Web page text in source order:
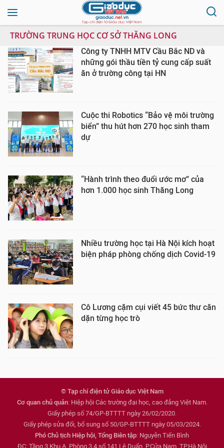
TRƯỜNG TRUNG HỌC CƠ SỞ THĂNG LONG
Công ty TNHH MTV Cầu Bắc ND và
những gói thầu tiền tỷ cung cấp suất
ăn ở trường công tại HN
Cuộc thi Robotics “Bảo vệ môi trường
biển” thu hút hơn 270 học sinh tham
dự
“Hành trình theo đuổi ước mơ” của
hơn 1.000 học sinh Thăng Long
Nhiều trường học tại Hà Nội kích hoạt
biện pháp phòng chống dịch Covid-19
Cô Lương cặm cụi viết 45 bức thư căn
dặn từng học trò
© Tạp chí điện tử Giáo dục Việt Nam
Cơ quan chủ quản: Hiệp hội Các trường đại học, cao đẳng Việt Nam.
Giấy phép số 74/GP-BTTTT ngày 26/02/2020.
Giấy phép sửa đổi, bổ sung số 50/GP-BTTTT ngày 05/03/2024.
Phó Chủ tịch Hiệp hội, Tổng Biên tập: Nguyễn Tiến Bình
ĐC: Tầng 3 Khu A, Phòng 3,4 số 141 Lê Duẩn, P.Cửa Nam, TP.Hà Nội